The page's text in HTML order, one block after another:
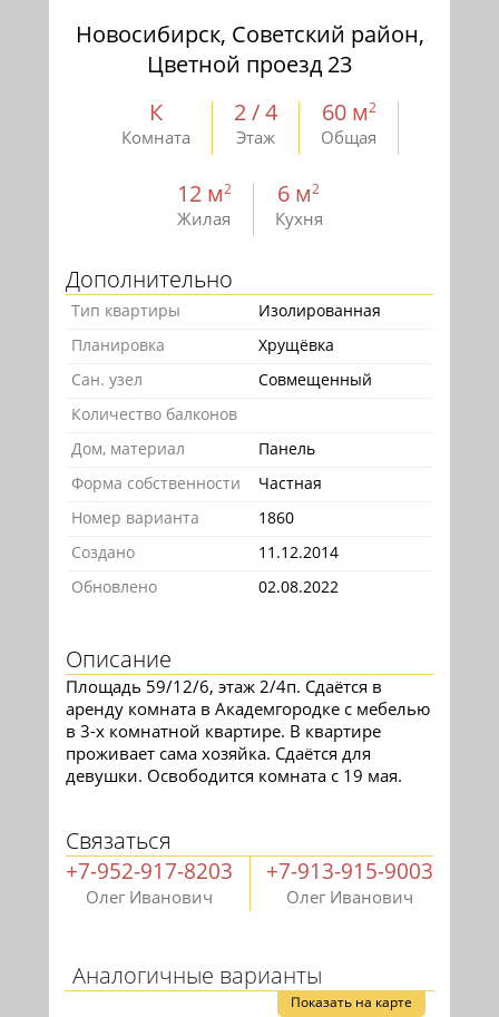
Новосибирск, Советский район,
Цветной проезд 23
К
Комната
2 / 4
Этаж
60 м2
Общая
12 м2
Жилая
6 м2
Кухня
Дополнительно
Тип квартиры
Изолированная
Планировка
Хрущёвка
Сан. узел
Совмещенный
Количество балконов
Дом, материал
Панель
Форма собственности
Частная
Номер варианта
1860
Создано
11.12.2014
Обновлено
02.08.2022
Описание
Площадь 59/12/6, этаж 2/4п. Сдаётся в
аренду комната в Академгородке с мебелью
в 3-х комнатной квартире. В квартире
проживает сама хозяйка. Сдаётся для
девушки. Освободится комната с 19 мая.
Связаться
+7-952-917-8203
Олег Иванович
+7-913-915-9003
Олег Иванович
Аналогичные варианты
Показать на карте